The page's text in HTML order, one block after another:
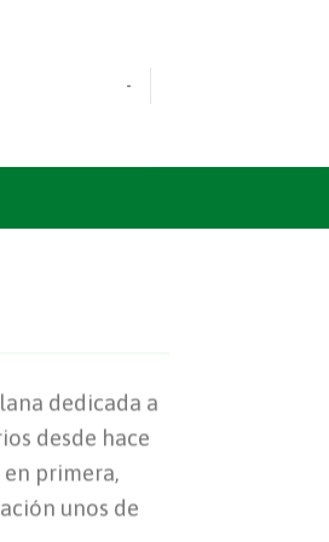
-
dedicada a
desde hace
primera,
unos de